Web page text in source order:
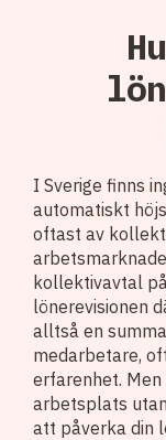
I Sverige finns
automatiskt
oftast av
kollektivavtal
lönerevisionen
alltså en
medarbetare,
erfarenhet.
arbetsplats
att påverka din